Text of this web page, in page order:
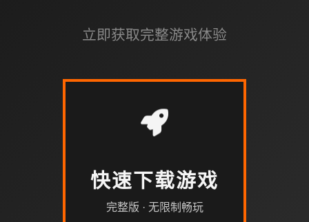
立即获取完整游戏体验
快速下载游戏
完整版 · 无限制畅玩